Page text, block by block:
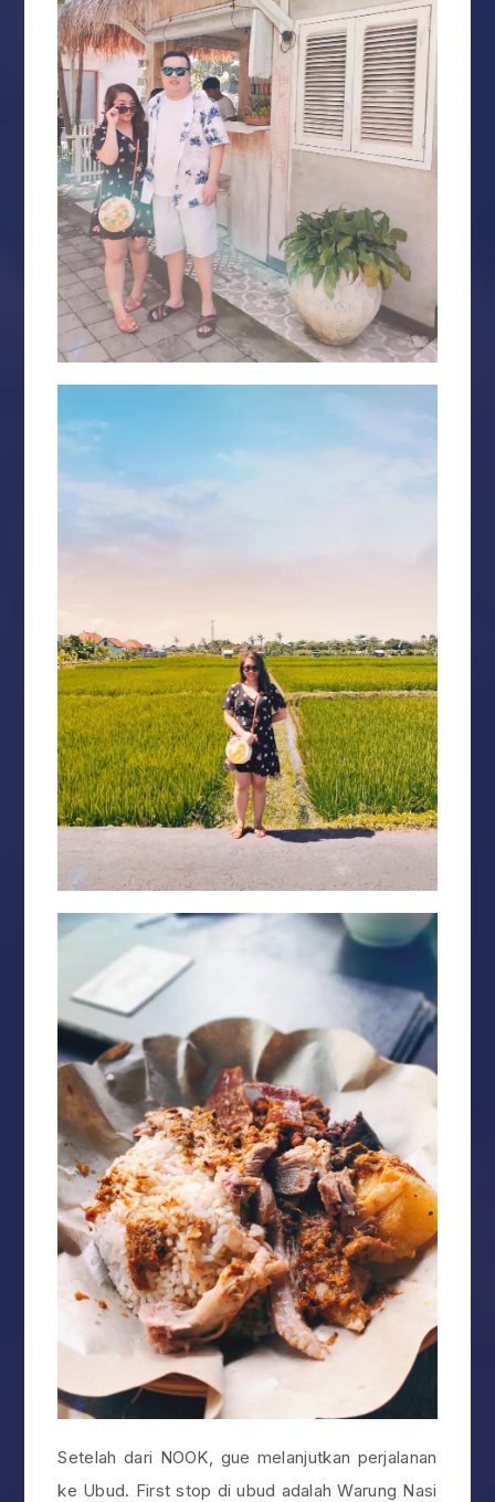
Setelah dari NOOK, gue melanjutkan perjalanan
ke Ubud. First stop di ubud adalah Warung Nasi